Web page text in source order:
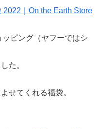
2022｜On the Earth Store
ッピング（ヤフーではシ
た。
せてくれる福袋。